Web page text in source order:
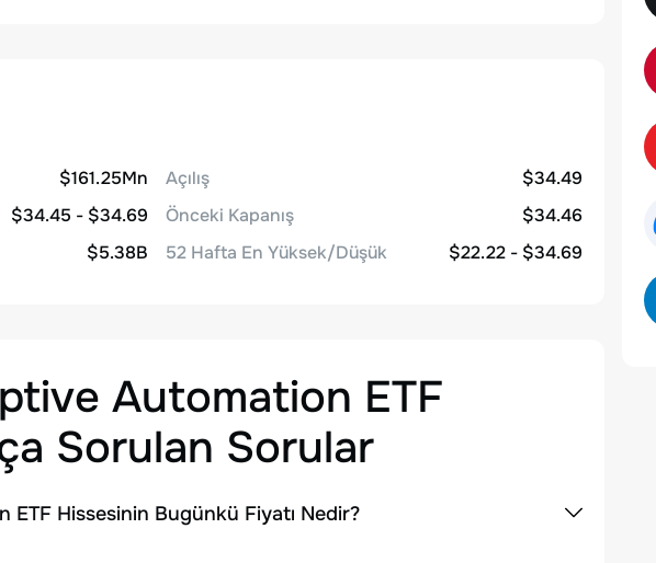
$161.25Mn
$34.45 - $34.69
$5.38B
Açılış
$34.49
Önceki Kapanış
$34.46
52 Hafta En Yüksek/Düşük
$22.22 - $34.69
Automation ETF
Sorulan Sorular
Hissesinin Bugünkü Fiyatı Nedir?